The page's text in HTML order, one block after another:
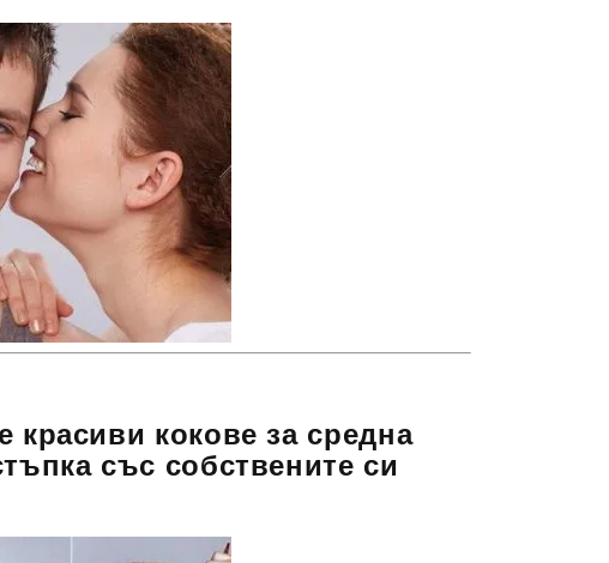
красиви кокове за средна
със собствените си